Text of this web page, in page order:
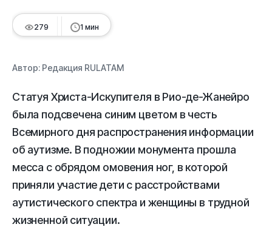
279 1 мин
Автор: Редакция RULATAM
Статуя Христа-Искупителя в Рио-де-Жанейро
была подсвечена синим цветом в честь
Всемирного дня распространения информации
об аутизме. В подножии монумента прошла
месса с обрядом омовения ног, в которой
приняли участие дети с расстройствами
аутистического спектра и женщины в трудной
жизненной ситуации.